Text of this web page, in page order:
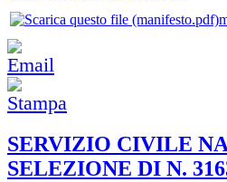
SERVIZIO CIVILE
SELEZIONE DI N.